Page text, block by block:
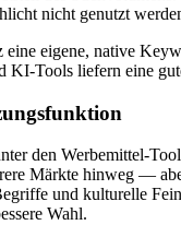
nicht genutzt
eigene, native
KI-Tools liefern eine
den Werbemittel-
Märkte hinweg —
und kulturelle
Wahl.